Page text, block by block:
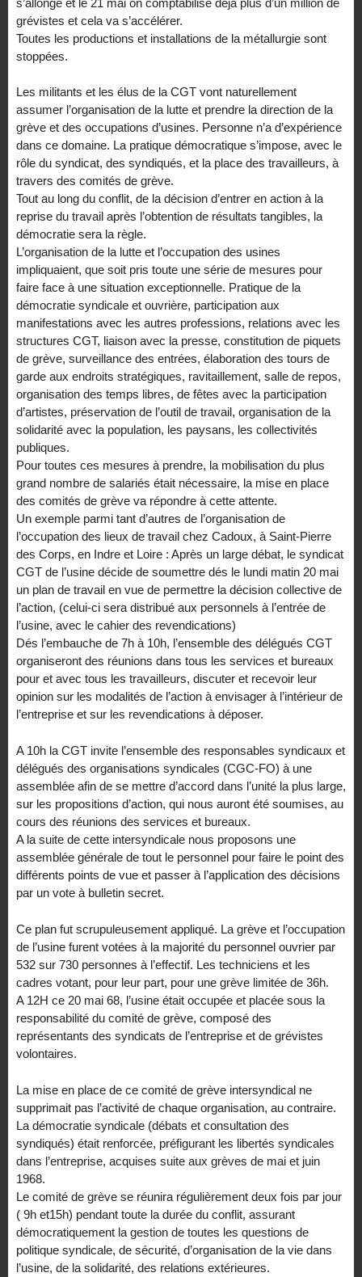
grévistes et cela va s’accélérer.
Toutes les productions et installations de la métallurgie sont
stoppées.
Les militants et les élus de la CGT vont naturellement
assumer l’organisation de la lutte et prendre la direction de la
grève et des occupations d’usines. Personne n’a d’expérience
dans ce domaine. La pratique démocratique s’impose, avec le
rôle du syndicat, des syndiqués, et la place des travailleurs, à
travers des comités de grève.
Tout au long du conflit, de la décision d’entrer en action à la
reprise du travail après l’obtention de résultats tangibles, la
démocratie sera la règle.
L’organisation de la lutte et l’occupation des usines
impliquaient, que soit pris toute une série de mesures pour
faire face à une situation exceptionnelle. Pratique de la
démocratie syndicale et ouvrière, participation aux
manifestations avec les autres professions, relations avec les
structures CGT, liaison avec la presse, constitution de piquets
de grève, surveillance des entrées, élaboration des tours de
garde aux endroits stratégiques, ravitaillement, salle de repos,
organisation des temps libres, de fêtes avec la participation
d’artistes, préservation de l’outil de travail, organisation de la
solidarité avec la population, les paysans, les collectivités
publiques.
Pour toutes ces mesures à prendre, la mobilisation du plus
grand nombre de salariés était nécessaire, la mise en place
des comités de grève va répondre à cette attente.
Un exemple parmi tant d’autres de l’organisation de
l’occupation des lieux de travail chez Cadoux, à Saint-Pierre
des Corps, en Indre et Loire : Après un large débat, le syndicat
CGT de l’usine décide de soumettre dés le lundi matin 20 mai
un plan de travail en vue de permettre la décision collective de
l’action, (celui-ci sera distribué aux personnels à l’entrée de
l’usine, avec le cahier des revendications)
Dés l’embauche de 7h à 10h, l’ensemble des délégués CGT
organiseront des réunions dans tous les services et bureaux
pour et avec tous les travailleurs, discuter et recevoir leur
opinion sur les modalités de l’action à envisager à l’intérieur de
l’entreprise et sur les revendications à déposer.
A 10h la CGT invite l’ensemble des responsables syndicaux et
délégués des organisations syndicales (CGC-FO) à une
assemblée afin de se mettre d’accord dans l’unité la plus large,
sur les propositions d’action, qui nous auront été soumises, au
cours des réunions des services et bureaux.
A la suite de cette intersyndicale nous proposons une
assemblée générale de tout le personnel pour faire le point des
différents points de vue et passer à l’application des décisions
par un vote à bulletin secret.
Ce plan fut scrupuleusement appliqué. La grève et l’occupation
de l’usine furent votées à la majorité du personnel ouvrier par
532 sur 730 personnes à l’effectif. Les techniciens et les
cadres votant, pour leur part, pour une grève limitée de 36h.
A 12H ce 20 mai 68, l’usine était occupée et placée sous la
responsabilité du comité de grève, composé des
représentants des syndicats de l’entreprise et de grévistes
volontaires.
La mise en place de ce comité de grève intersyndical ne
supprimait pas l’activité de chaque organisation, au contraire.
La démocratie syndicale (débats et consultation des
syndiqués) était renforcée, préfigurant les libertés syndicales
dans l’entreprise, acquises suite aux grèves de mai et juin
1968.
Le comité de grève se réunira régulièrement deux fois par jour
( 9h et15h) pendant toute la durée du conflit, assurant
démocratiquement la gestion de toutes les questions de
politique syndicale, de sécurité, d’organisation de la vie dans
l’usine, de la solidarité, des relations extérieures.